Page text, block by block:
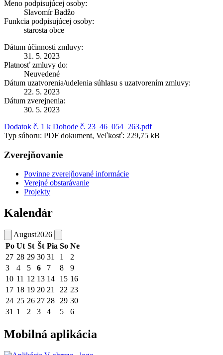
Meno podpisujúcej osoby:
Slavomír Badžo
Funkcia podpisujúcej osoby:
starosta obce
Dátum účinnosti zmluvy:
31. 5. 2023
Platnosť zmluvy do:
Neuvedené
Dátum uzatvorenia/udelenia súhlasu s uzatvorením zmluvy:
22. 5. 2023
Dátum zverejnenia:
30. 5. 2023
Dodatok č. 1 k Dohode č. 23_46_054_263.pdf
Typ súboru: PDF dokument, Veľkosť: 229,75 kB
Zverejňovanie
Povinne zverejňované informácie
Verejné obstarávanie
Projekty
Kalendár
August2026
Po Ut St Št Pia So Ne
27 28 29 30 31 1
2
3
4 5 6 7 8
9
10 11 12 13 14 15 16
17 18 19 20 21 22 23
24 25 26 27 28 29 30
31 1 2 3 4 5 6
Mobilná aplikácia